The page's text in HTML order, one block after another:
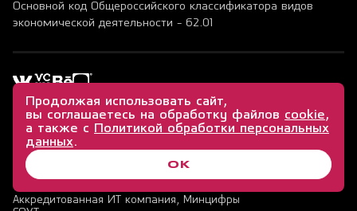
Основной код Общероссийского классификатора видов
экономической деятельности - 62.01
©
Аккредитованная ИТ компания, Минцифры
Продолжая использовать сайт,
вы соглашаетесь на обработку файлов cookie,
а также с
Политикой обработки персональных
данных.
ОК